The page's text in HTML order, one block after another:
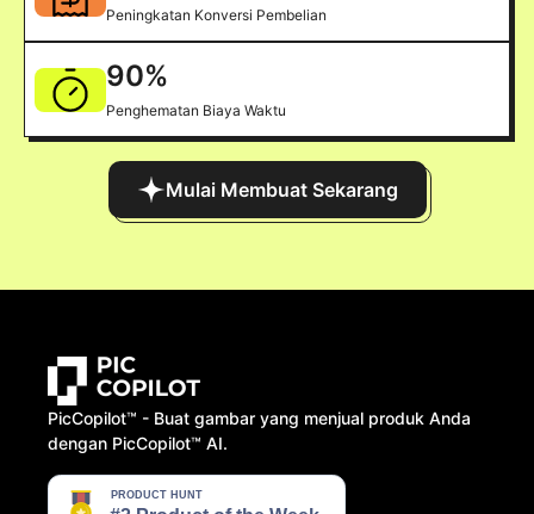
Peningkatan Konversi Pembelian
90%
Penghematan Biaya Waktu
Mulai Membuat Sekarang
PicCopilot™️ - Buat gambar yang menjual produk Anda
dengan PicCopilot™️ AI.